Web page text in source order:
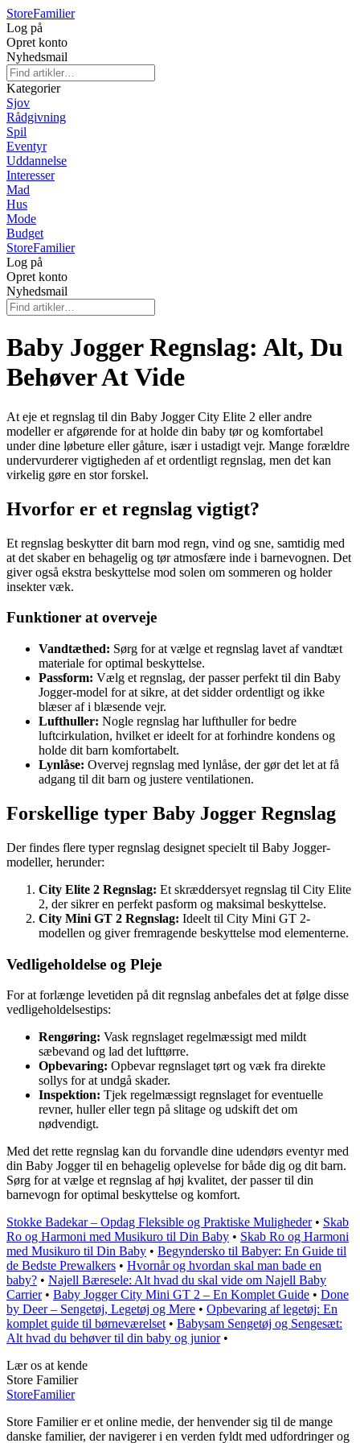
StoreFamilier
Log på
Opret konto
Nyhedsmail
Kategorier
Sjov
Rådgivning
Spil
Eventyr
Uddannelse
Interesser
Mad
Hus
Mode
Budget
StoreFamilier
Log på
Opret konto
Nyhedsmail
Baby Jogger Regnslag: Alt, Du
Behøver At Vide
At eje et regnslag til din Baby Jogger City Elite 2 eller andre
modeller er afgørende for at holde din baby tør og komfortabel
under dine løbeture eller gåture, især i ustadigt vejr. Mange forældre
undervurderer vigtigheden af et ordentligt regnslag, men det kan
virkelig gøre en stor forskel.
Hvorfor er et regnslag vigtigt?
Et regnslag beskytter dit barn mod regn, vind og sne, samtidig med
at det skaber en behagelig og tør atmosfære inde i barnevognen. Det
giver også ekstra beskyttelse mod solen om sommeren og holder
insekter væk.
Funktioner at overveje
Vandtæthed: Sørg for at vælge et regnslag lavet af vandtæt
materiale for optimal beskyttelse.
Passform: Vælg et regnslag, der passer perfekt til din Baby
Jogger-model for at sikre, at det sidder ordentligt og ikke
blæser af i blæsende vejr.
Lufthuller: Nogle regnslag har lufthuller for bedre
luftcirkulation, hvilket er ideelt for at forhindre kondens og
holde dit barn komfortabelt.
Lynlåse: Overvej regnslag med lynlåse, der gør det let at få
adgang til dit barn og justere ventilationen.
Forskellige typer Baby Jogger Regnslag
Der findes flere typer regnslag designet specielt til Baby Jogger-
modeller, herunder:
City Elite 2 Regnslag: Et skræddersyet regnslag til City Elite
2, der sikrer en perfekt pasform og maksimal beskyttelse.
City Mini GT 2 Regnslag: Ideelt til City Mini GT 2-
modellen og giver fremragende beskyttelse mod elementerne.
Vedligeholdelse og Pleje
For at forlænge levetiden på dit regnslag anbefales det at følge disse
vedligeholdelsestips:
Rengøring: Vask regnslaget regelmæssigt med mildt
sæbevand og lad det lufttørre.
Opbevaring: Opbevar regnslaget tørt og væk fra direkte
sollys for at undgå skader.
Inspektion: Tjek regelmæssigt regnslaget for eventuelle
revner, huller eller tegn på slitage og udskift det om
nødvendigt.
Med det rette regnslag kan du forvandle dine udendørs eventyr med
din Baby Jogger til en behagelig oplevelse for både dig og dit barn.
Sørg for at vælge et regnslag af høj kvalitet, der passer til din
barnevogn for optimal beskyttelse og komfort.
Stokke Badekar – Opdag Fleksible og Praktiske Muligheder• Skab
Ro og Harmoni med Musikuro til Din Baby • Skab Ro og Harmoni
med Musikuro til Din Baby • Begyndersko til Babyer: En Guide til
de Bedste Prewalkers • Hvornår og hvordan skal man bade en
baby? • Najell Bæresele: Alt hvad du skal vide om Najell Baby
Carrier• Baby Jogger City Mini GT 2 – En Komplet Guide • Done
by Deer – Sengetøj, Legetøj og Mere • Opbevaring af legetøj: En
komplet guide til børneværelset • Babysam Sengetøj og Sengesæt:
Alt hvad du behøver til din baby og junior•
Lær os at kende
Store Familier
StoreFamilier
Store Familier er et online medie, der henvender sig til de mange
danske familier, der navigerer i en verden fyldt med udfordringer og